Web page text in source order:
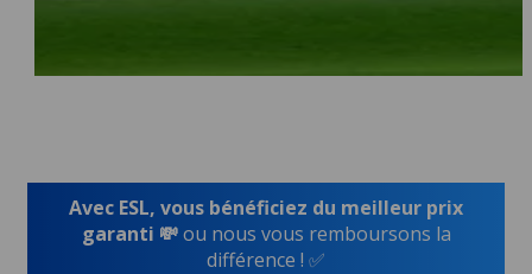
Avec ESL, vous bénéficiez du meilleur prix
garanti 💸ou nous vous remboursons la
différence ! ✅